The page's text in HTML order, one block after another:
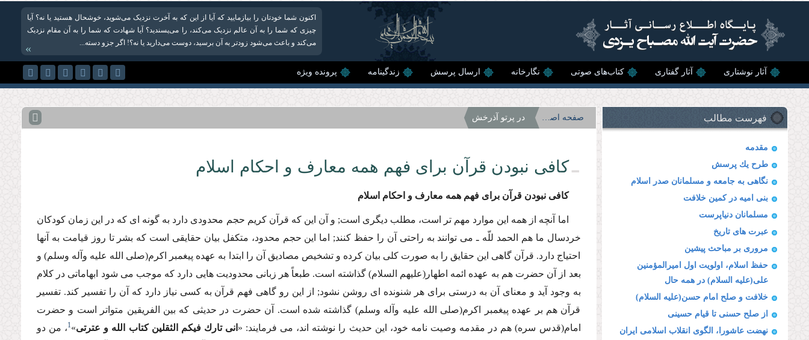
اکنون شما خودتان را بیازمایید که آیا از این که به آخرت نزدیک می‌شوید، خوشحال هستید یا نه؟ آیا
چیزی که شما را به آن عالم نزدیک می‌کند، را می‌پسندید؟ آیا شهادت که شما را به آن مقام نزدیک
می‌کند و باعث می‌شود زودتر به آن برسید، دوست می‌دارید یا نه؟! اگر جزو دسته...
»
آثار نوشتاری آثار گفتاری کتاب‌های صوتی نگارخانه ارسال پرسش زندگینامه پرونده ویژه
فهرست مطالب
مقدمه
طرح یك پرسش
نگاهى به جامعه و مسلمانان صدر اسلام
بنى امیه در كمین خلافت
مسلمانان دنیاپرست
عبرت هاى تاریخ
مرورى بر مباحث پیشین
حفظ اسلام، اولویت اول امیرالمؤمنین
على(علیه السلام) در همه حال
خلافت و صلح امام حسن(علیه السلام)
از صلح حسنى تا قیام حسینى
نهضت عاشورا، الگوى انقلاب اسلامى ایران
صفحه اصلی در پرتو آذرخش
كافى نبودن قرآن براى فهم همه معارف و احكام اسلام
كافى نبودن قرآن براى فهم همه معارف و احكام اسلام
اما آنچه از همه این موارد مهم تر است، مطلب دیگرى است; و آن این كه قرآن كریم حجم محدودى دارد به گونه اى كه در این زمان كودكان
خردسال ما هم الحمد للّه ـ مى توانند به راحتى آن را حفظ كنند; اما این حجم محدود، متكفل بیان حقایقى است كه بشر تا روز قیامت به آنها
احتیاج دارد. قرآن گاهى این حقایق را به صورت كلى بیان كرده و تشخیص مصادیق آن را ابتدا به عهده پیغمبر اكرم(صلى الله علیه وآله وسلم) و
بعد از آن حضرت هم به عهده ائمه اطهار(علیهم السلام) گذاشته است. طبعاً هر زبانى محدودیت هایى دارد كه موجب مى شود ابهاماتى در كلام
به وجود آید و معناى آن به درستى براى هر شنونده اى روشن نشود; از این رو گاهى فهم قرآن به كسى نیاز دارد كه آن را تفسیر كند. تفسیر
قرآن هم بر عهده پیغمبر اكرم(صلى الله علیه وآله وسلم) گذاشته شده است. آن حضرت در حدیثى كه بین الفریقین متواتر است و حضرت
امام(قدس سره) هم در مقدمه وصیت نامه خود، این حدیث را نوشته اند، مى فرمایند: « انى تارك فیكم الثقلین كتاب الله و عترتى»
1، من دو